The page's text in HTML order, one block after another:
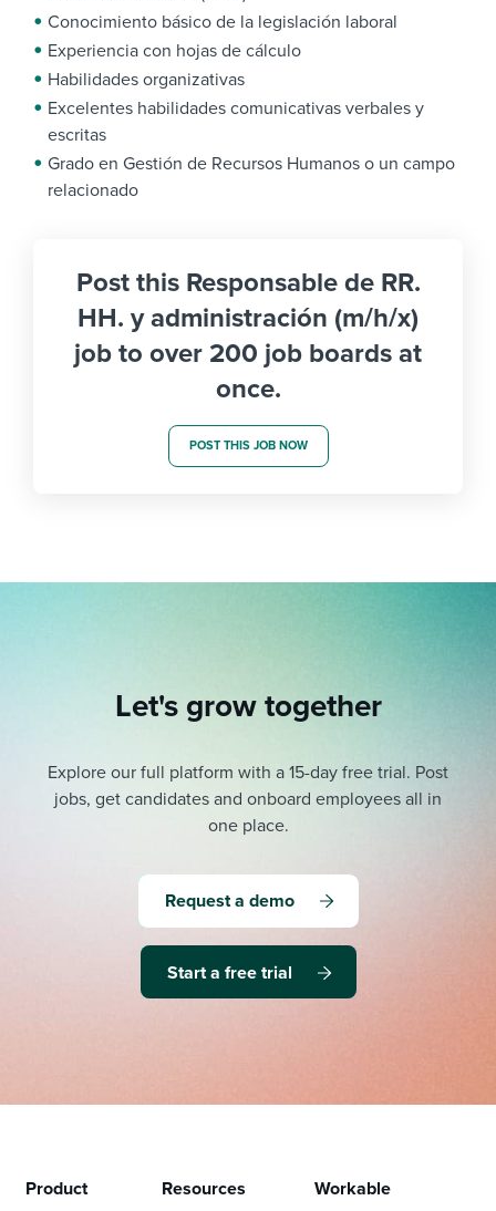
Conocimiento básico de la legislación laboral
Experiencia con hojas de cálculo
Habilidades organizativas
Excelentes habilidades comunicativas verbales y
escritas
Grado en Gestión de Recursos Humanos o un campo
relacionado
Post this Responsable de RR.
HH. y administración (m/h/x)
job to over 200 job boards at
once.
POST THIS JOB NOW
Let's grow together
Explore our full platform with a 15-day free trial. Post
jobs, get candidates and onboard employees all in
one place.
Request a demo
Start a free trial
Product Resources Workable